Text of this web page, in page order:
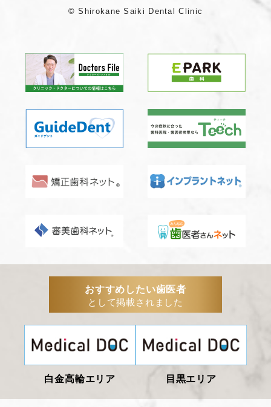
© Shirokane Saiki Dental Clinic
おすすめしたい歯医者
として掲載されました
白金高輪エリア 目黒エリア